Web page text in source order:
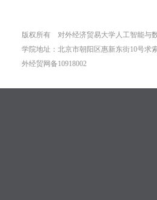
版权所有 对外经济贸易大学人工智能
学院地址：北京市朝阳区惠新东街10号
外经贸网备10918002